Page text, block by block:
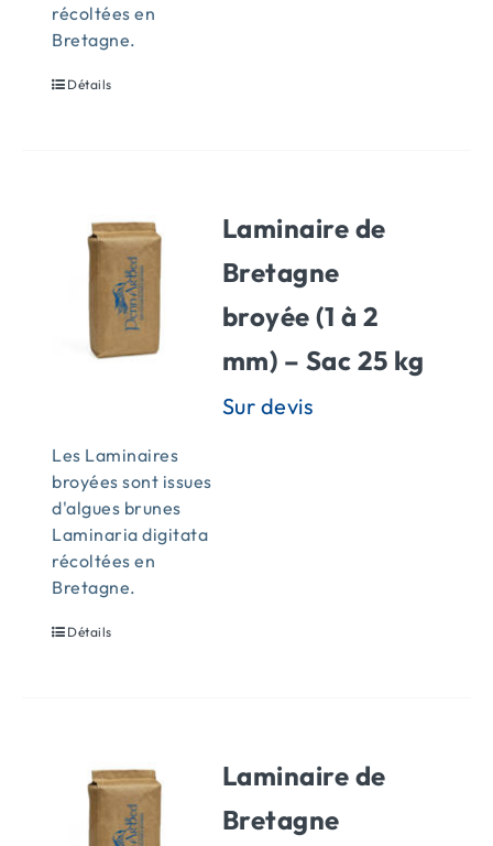
récoltées en
Bretagne.
Détails
Laminaire de
Bretagne
broyée (1 à 2
mm) – Sac 25 kg
Les Laminaires
broyées sont issues
d'algues brunes
Laminaria digitata
récoltées en
Bretagne.
Détails
Laminaire de
Bretagne